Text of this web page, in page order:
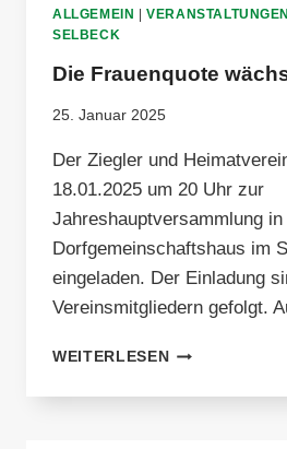
ALLGEMEIN |VERANSTALTUNGEN
SELBECK
Die Frauenquote
25. Januar 2025
Der Ziegler und
18.01.2025 um 20 Uhr zur
Jahreshauptversammlung in
Dorfgemeinschaftshaus im
eingeladen. Der Einladung
Vereinsmitgliedern gefolgt.
WEITERLESENDIE
WÄCHST